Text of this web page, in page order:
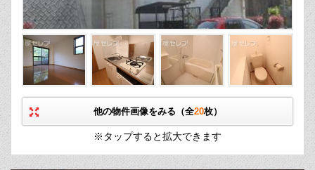
他の物件画像をみる（全20枚）
※タップすると拡大できます